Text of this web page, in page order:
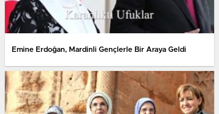
Emine Erdoğan, Mardinli Gençlerle Bir Araya Geldi